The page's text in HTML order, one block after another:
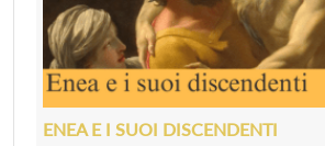
ENEA E I SUOI DISCENDENTI